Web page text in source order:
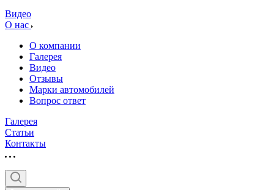
Видео
О нас
О компании
Галерея
Видео
Отзывы
Марки автомобилей
Вопрос ответ
Галерея
Статьи
Контакты